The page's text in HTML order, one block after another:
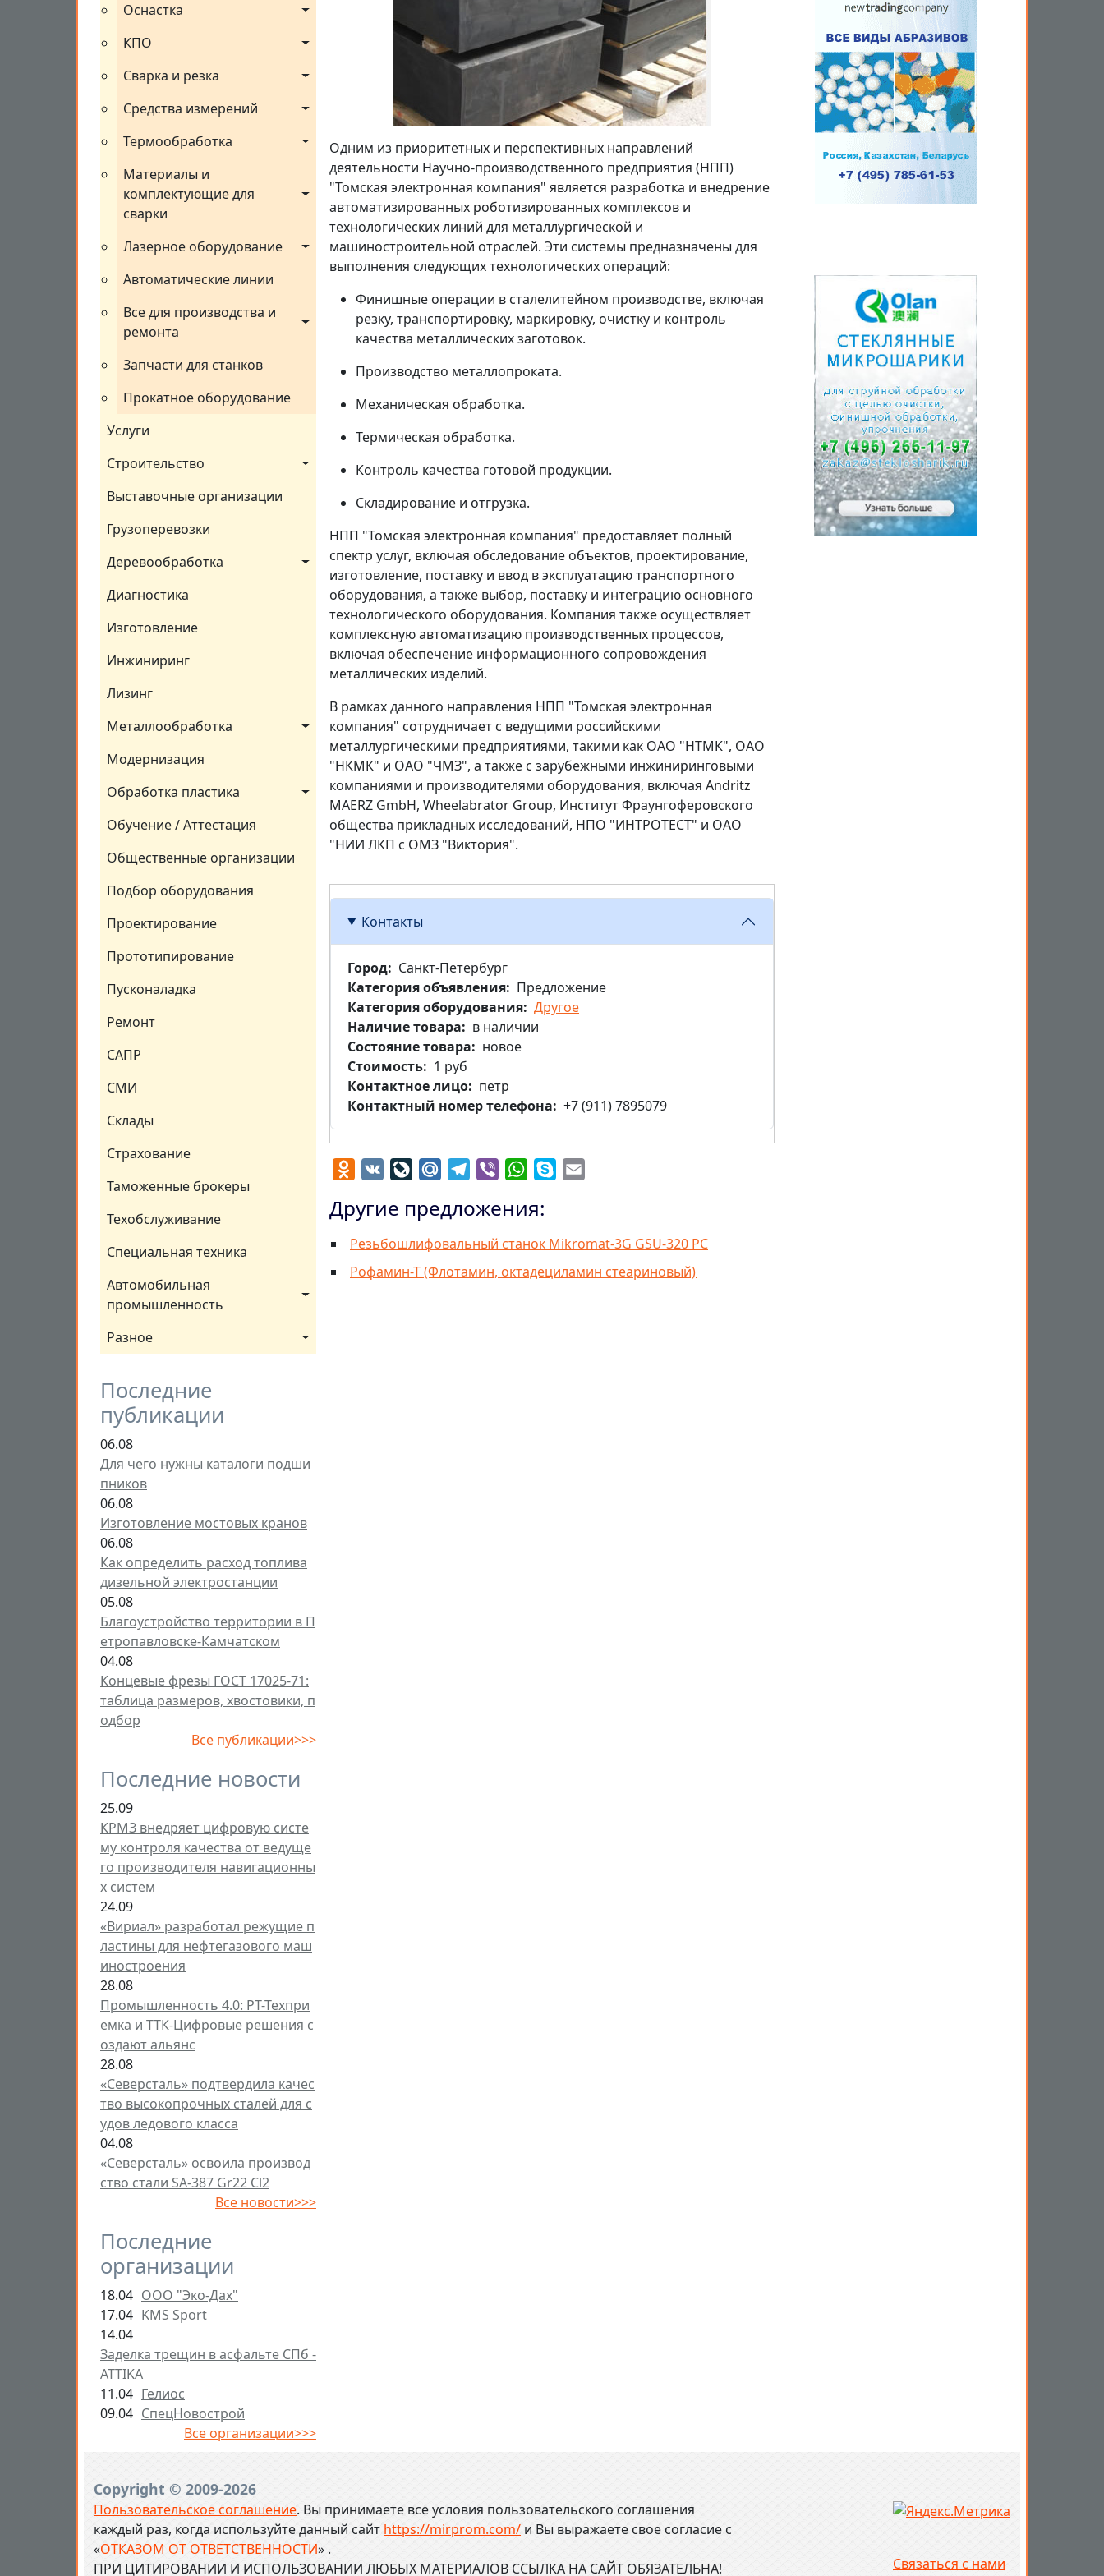
Оснастка
КПО
Сварка и резка
Средства измерений
Термообработка
Материалы и
комплектующие для
сварки
Лазерное оборудование
Автоматические линии
Все для производства и
ремонта
Запчасти для станков
Прокатное оборудование
Услуги
Строительство
Выставочные организации
Грузоперевозки
Деревообработка
Диагностика
Изготовление
Инжиниринг
Лизинг
Металлообработка
Модернизация
Обработка пластика
Обучение / Аттестация
Общественные организации
Подбор оборудования
Проектирование
Прототипирование
Пусконаладка
Ремонт
САПР
СМИ
Склады
Страхование
Таможенные брокеры
Техобслуживание
Специальная техника
Автомобильная
промышленность
Разное
Последние
публикации
06.08
Для чего нужны каталоги подши
пников
06.08
Изготовление мостовых кранов
06.08
Как определить расход топлива
дизельной электростанции
05.08
Благоустройство территории в П
етропавловске-Камчатском
04.08
Концевые фрезы ГОСТ 17025-71:
таблица размеров, хвостовики, п
одбор
Все публикации>>>
Последние новости
25.09
КРМЗ внедряет цифровую систе
му контроля качества от ведуще
го производителя навигационны
х систем
24.09
«Вириал» разработал режущие п
ластины для нефтегазового маш
иностроения
28.08
Промышленность 4.0: РТ-Техпри
емка и ТТК-Цифровые решения с
оздают альянс
28.08
«Северсталь» подтвердила качес
тво высокопрочных сталей для с
удов ледового класса
04.08
«Северсталь» освоила производ
ство стали SA-387 Gr22 Cl2
Все новости>>>
Последние
организации
18.04 ООО "Эко-Дах"
17.04 KMS Sport
14.04
Заделка трещин в асфальте СПб -
ATTIKA
11.04 Гелиос
09.04 СпецНовострой
Все организации>>>
Одним из приоритетных и перспективных направлений
деятельности Научно-производственного предприятия (НПП)
"Томская электронная компания" является разработка и внедрение
автоматизированных роботизированных комплексов и
технологических линий для металлургической и
машиностроительной отраслей. Эти системы предназначены для
выполнения следующих технологических операций:
Финишные операции в сталелитейном производстве, включая
резку, транспортировку, маркировку, очистку и контроль
качества металлических заготовок.
Производство металлопроката.
Механическая обработка.
Термическая обработка.
Контроль качества готовой продукции.
Складирование и отгрузка.
НПП "Томская электронная компания" предоставляет полный
спектр услуг, включая обследование объектов, проектирование,
изготовление, поставку и ввод в эксплуатацию транспортного
оборудования, а также выбор, поставку и интеграцию основного
технологического оборудования. Компания также осуществляет
комплексную автоматизацию производственных процессов,
включая обеспечение информационного сопровождения
металлических изделий.
В рамках данного направления НПП "Томская электронная
компания" сотрудничает с ведущими российскими
металлургическими предприятиями, такими как ОАО "НТМК", ОАО
"НКМК" и ОАО "ЧМЗ", а также с зарубежными инжиниринговыми
компаниями и производителями оборудования, включая Andritz
MAERZ GmbH, Wheelabrator Group, Институт Фраунгоферовского
общества прикладных исследований, НПО "ИНТРОТЕСТ" и ОАО
"НИИ ЛКП с ОМЗ "Виктория".
Контакты
Город
Санкт-Петербург
Категория объявления
Предложение
Категория оборудования Другое
Наличие товара
в наличии
Состояние товара
новое
Стоимость
1 руб
Контактное лицо
петр
Контактный номер телефона
+7 (911) 7895079
Odnoklassniki
VK LiveJournal
Mail.RuTelegram
Viber WhatsApp
Skype
Другие предложения:
Резьбошлифовальный станок Mikromat-3G GSU-320 PC
Рофамин-Т (Флотамин, октадециламин стеариновый)
Copyright © 2009-2026
Пользовательское соглашение. Вы принимаете все условия пользовательского соглашения
каждый раз, когда используйте данный сайт https://mirprom.com/ и Вы выражаете свое согласие с
«ОТКАЗОМ ОТ ОТВЕТСТВЕННОСТИ» .
ПРИ ЦИТИРОВАНИИ И ИСПОЛЬЗОВАНИИ ЛЮБЫХ МАТЕРИАЛОВ ССЫЛКА НА САЙТ ОБЯЗАТЕЛЬНА!
Связаться с нами